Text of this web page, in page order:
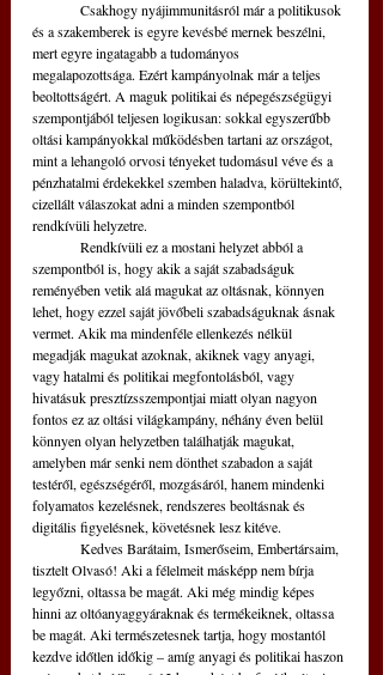
és a szakemberek is egyre kevésbé mernek beszélni,
mert egyre ingatagabb a tudományos
megalapozottsága. Ezért kampányolnak már a teljes
beoltottságért. A maguk politikai és népegészségügyi
szempontjából teljesen logikusan: sokkal egyszerűbb
oltási kampányokkal működésben tartani az országot,
mint a lehangoló orvosi tényeket tudomásul véve és a
pénzhatalmi érdekekkel szemben haladva, körültekintő,
cizellált válaszokat adni a minden szempontból
rendkívüli helyzetre.
szempontból is, hogy akik a saját szabadságuk
reményében vetik alá magukat az oltásnak, könnyen
lehet, hogy ezzel saját jövőbeli szabadságuknak ásnak
vermet. Akik ma mindenféle ellenkezés nélkül
megadják magukat azoknak, akiknek vagy anyagi,
vagy hatalmi és politikai megfontolásból, vagy
hivatásuk presztízsszempontjai miatt olyan nagyon
fontos ez az oltási világkampány, néhány éven belül
könnyen olyan helyzetben találhatják magukat,
amelyben már senki nem dönthet szabadon a saját
testéről, egészségéről, mozgásáról, hanem mindenki
folyamatos kezelésnek, rendszeres beoltásnak és
digitális figyelésnek, követésnek lesz kitéve.
tisztelt Olvasó! Aki a félelmeit másképp nem bírja
legyőzni, oltassa be magát. Aki még mindig képes
hinni az oltóanyaggyáraknak és termékeiknek, oltassa
be magát. Aki természetesnek tartja, hogy mostantól
kezdve időtlen időkig – amíg anyagi és politikai haszon